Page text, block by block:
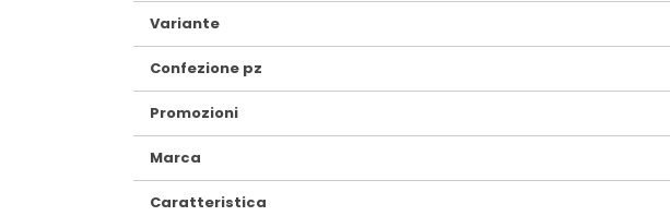
Variante
Confezione pz
Promozioni
Marca
Caratteristica